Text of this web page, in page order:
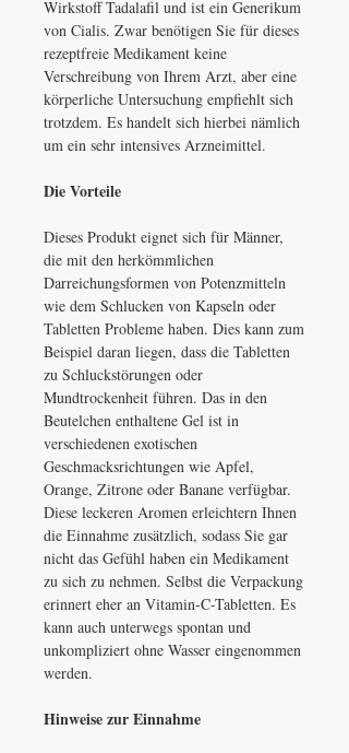
Wirkstoff Tadalafil und ist ein Generikum
von Cialis. Zwar benötigen Sie für dieses
rezeptfreie Medikament keine
Verschreibung von Ihrem Arzt, aber eine
körperliche Untersuchung empfiehlt sich
trotzdem. Es handelt sich hierbei nämlich
um ein sehr intensives Arzneimittel.
Die Vorteile
Dieses Produkt eignet sich für Männer,
die mit den herkömmlichen
Darreichungsformen von Potenzmitteln
wie dem Schlucken von Kapseln oder
Tabletten Probleme haben. Dies kann zum
Beispiel daran liegen, dass die Tabletten
zu Schluckstörungen oder
Mundtrockenheit führen. Das in den
Beutelchen enthaltene Gel ist in
verschiedenen exotischen
Geschmacksrichtungen wie Apfel,
Orange, Zitrone oder Banane verfügbar.
Diese leckeren Aromen erleichtern Ihnen
die Einnahme zusätzlich, sodass Sie gar
nicht das Gefühl haben ein Medikament
zu sich zu nehmen. Selbst die Verpackung
erinnert eher an Vitamin-C-Tabletten. Es
kann auch unterwegs spontan und
unkompliziert ohne Wasser eingenommen
werden.
Hinweise zur Einnahme